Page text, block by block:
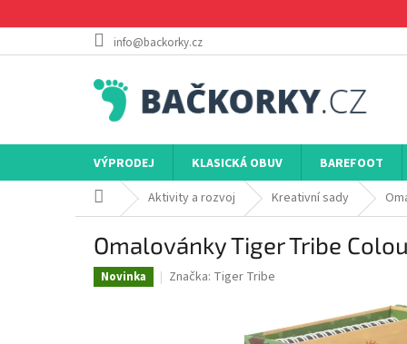
na
info@backorky.cz
VÝPRODEJ KLASICKÁ OBUV BAREFOOT
Domů Aktivity a rozvoj Kreativní sady
Omalovánky Tiger Tribe
Novinka Značka: Tiger Tribe